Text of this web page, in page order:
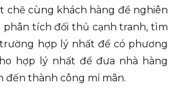
chẽ cùng khách hàng để nghiên
tích đối thủ cạnh tranh, tìm
hợp lý nhất để có phương
hợp lý nhất để đưa nhà hàng
đến thành công mỉ mãn.